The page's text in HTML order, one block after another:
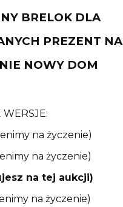
BRELOK DLA
PREZENT NA
NOWY DOM
WERSJE:
na życzenie)
na życzenie)
na tej aukcji)
na życzenie)